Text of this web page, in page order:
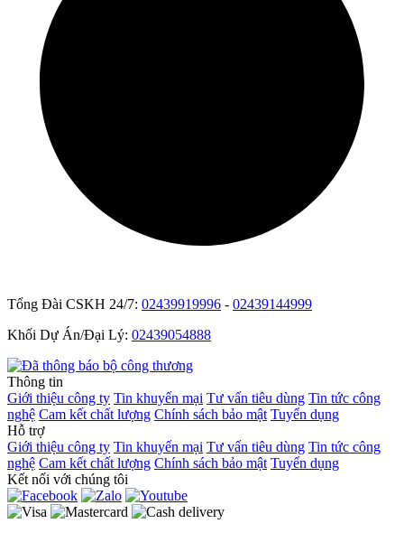
Tổng Đài CSKH 24/7: 02439919996 - 02439144999
Khối Dự Án/Đại Lý: 02439054888
Thông tin
Giới thiệu công ty Tin khuyến mại Tư vấn tiêu dùng Tin tức công
nghệ Cam kết chất lượng Chính sách bảo mật Tuyển dụng
Hỗ trợ
Giới thiệu công ty Tin khuyến mại Tư vấn tiêu dùng Tin tức công
nghệ Cam kết chất lượng Chính sách bảo mật Tuyển dụng
Kết nối với chúng tôi